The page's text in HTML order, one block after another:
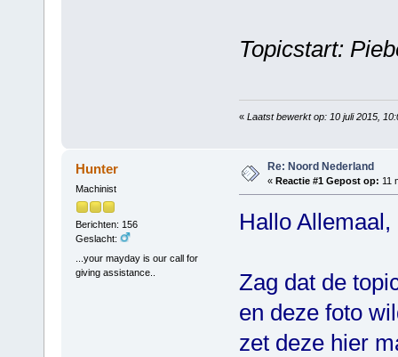
Topicstart:
« Laatst bewerkt op: 10 juli 2015,
Hunter
Machinist
Berichten: 156
Geslacht:
...your mayday is our call for
giving assistance..
Re: Noord Nederland
« Reactie #1 Gepost op: 11
Hallo Allemaal,
Zag dat de
en deze foto
zet deze hier